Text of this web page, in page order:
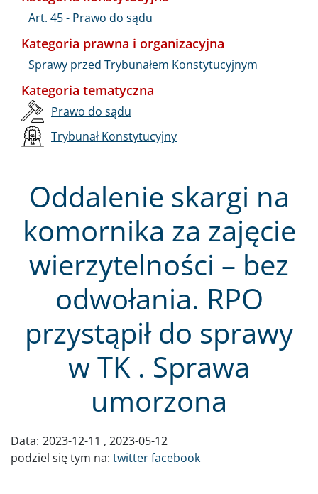
Oddalenie skargi na
komornika za zajęcie
wierzytelności – bez
odwołania. RPO
przystąpił do sprawy
w TK . Sprawa
umorzona
Data: 2023-12-11
2023-05-12
podziel się tym na: twitterfacebook
Art. 45 - Prawo do sądu
Kategoria prawna i organizacyjna
Sprawy przed Trybunałem Konstytucyjnym
Kategoria tematyczna
Prawo do sądu
Trybunał Konstytucyjny